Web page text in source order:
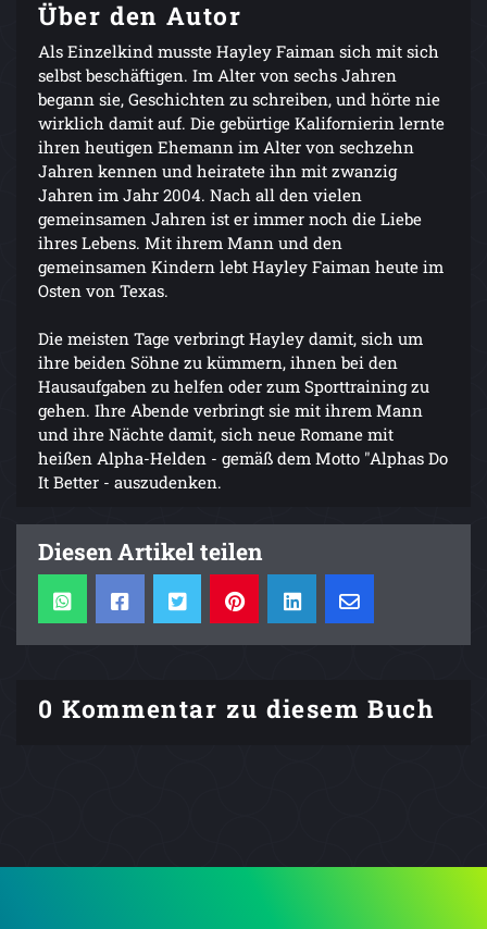
Über den Autor
Als Einzelkind musste Hayley Faiman sich mit sich
selbst beschäftigen. Im Alter von sechs Jahren
begann sie, Geschichten zu schreiben, und hörte nie
wirklich damit auf. Die gebürtige Kalifornierin lernte
ihren heutigen Ehemann im Alter von sechzehn
Jahren kennen und heiratete ihn mit zwanzig
Jahren im Jahr 2004. Nach all den vielen
gemeinsamen Jahren ist er immer noch die Liebe
ihres Lebens. Mit ihrem Mann und den
gemeinsamen Kindern lebt Hayley Faiman heute im
Osten von Texas.
Die meisten Tage verbringt Hayley damit, sich um
ihre beiden Söhne zu kümmern, ihnen bei den
Hausaufgaben zu helfen oder zum Sporttraining zu
gehen. Ihre Abende verbringt sie mit ihrem Mann
und ihre Nächte damit, sich neue Romane mit
heißen Alpha-Helden - gemäß dem Motto "Alphas Do
It Better - auszudenken.
Diesen Artikel teilen
0 Kommentar zu diesem Buch